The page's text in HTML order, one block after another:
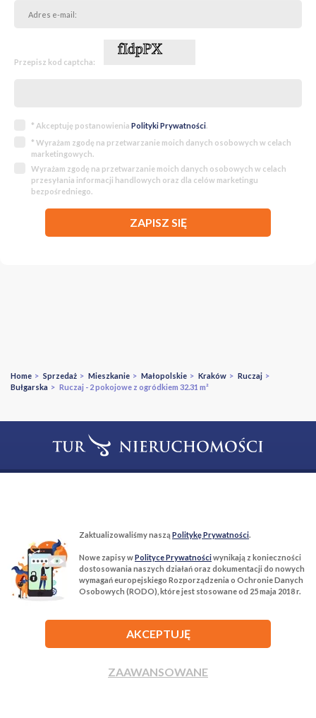
Przepisz kod captcha:
* Akceptuję postanowienia Polityki Prywatności.
* Wyrażam zgodę na przetwarzanie moich danych osobowych w celach
marketingowych.
Wyrażam zgodę na przetwarzanie moich danych osobowych w celach
przesyłania informacji handlowych oraz dla celów marketingu
bezpośredniego.
ZAPISZ SIĘ
Home > Sprzedaż > Mieszkanie > Małopolskie > Kraków > Ruczaj >
Bułgarska > Ruczaj - 2 pokojowe z ogródkiem 32.31 m²
03−134 Warszawa, ul. Książkowa 10/4u
ROZWIŃ
Agencja nieruchomości Tur Nieruchomości © 2026 Wszelkie prawa
zastrzeżone.
Zaktualizowaliśmy naszą Politykę Prywatności.
Nowe zapisy wPolityce Prywatnościwynikają z konieczności
dostosowania naszych działań oraz dokumentacji do nowych
wymagań europejskiego Rozporządzenia o Ochronie Danych
Osobowych (RODO), które jest stosowane od 25 maja 2018 r.
AKCEPTUJĘ
ZAAWANSOWANE